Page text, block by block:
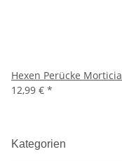
Hexen Perücke Morticia
12,99 € *
Kategorien